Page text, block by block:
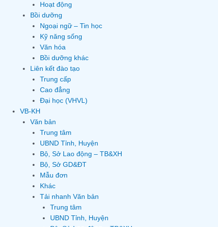
Hoạt động
Bồi dưỡng
Ngoại ngữ – Tin học
Kỹ năng sống
Văn hóa
Bồi dưỡng khác
Liên kết đào tạo
Trung cấp
Cao đẳng
Đại học (VHVL)
VB-KH
Văn bản
Trung tâm
UBND Tỉnh, Huyện
Bộ, Sở Lao động – TB&XH
Bộ, Sở GD&ĐT
Mẫu đơn
Khác
Tải nhanh Văn bản
Trung tâm
UBND Tỉnh, Huyện